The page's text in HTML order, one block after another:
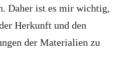
Daher ist es mir wichtig,
Herkunft und den
der Materialien zu